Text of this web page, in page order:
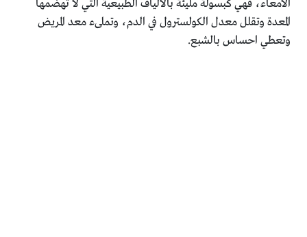
الأمعاء، فهي كبسولة مليئة بالألياف الطبيعية التي لا تهضمها
المعدة وتقلل معدل الكولسترول في الدم، وتملىء معد المريض
وتعطي احساس بالشبع.